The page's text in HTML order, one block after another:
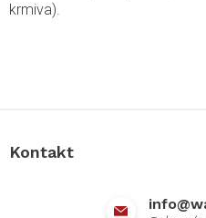
krmiva).
Kontakt
info@